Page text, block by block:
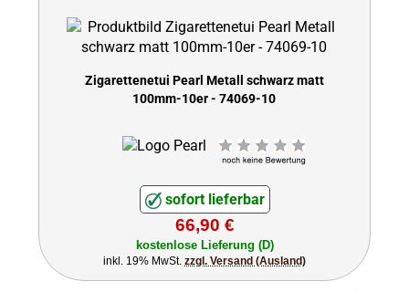
Zigarettenetui Pearl Metall schwarz matt
100mm-10er - 74069-10
sofort lieferbar
66,90 €
kostenlose Lieferung (D)
inkl. 19% MwSt. zzgl. Versand (Ausland)